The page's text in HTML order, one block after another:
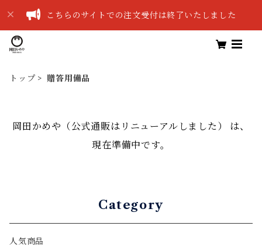
こちらのサイトでの注文受付は終了いたしました
トップ 贈答用備品
岡田かめや（公式通販はリニューアルしました） は、
現在準備中です。
Category
人気商品